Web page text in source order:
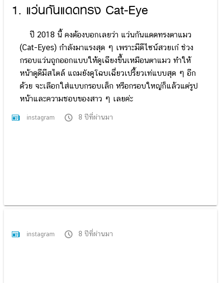
1. แว่นกันแดดทรง Cat-Eye
ปี 2018 นี้ คงต้องบอกเลยว่า แว่นกันแดดทรงตาแมว
(Cat-Eyes) กำลังมาแรงสุด ๆ เพราะมีดีไซน์สวยเก๋ ช่วง
กรอบแว่นถูกออกแบบให้ดูเฉียงขึ้นเหมือนตาแมว ทำให้
หน้าดูดีมีสไตล์ แถมยังดูโฉบเฉี่ยวเปรี้ยวเท่แบบสุด ๆ อีก
ด้วย จะเลือกใส่แบบกรอบเล็ก หรือกรอบใหญ่ก็แล้วแต่รูป
หน้าและความชอบของสาว ๆ เลยค่ะ
instagram 8 ปีที่ผ่านมา
instagram 8 ปีที่ผ่านมา